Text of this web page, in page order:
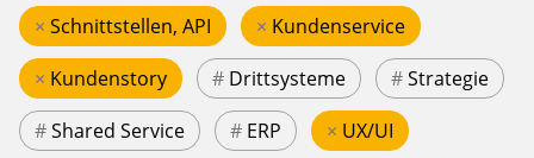
× Schnittstellen, API × Kundenservice
× Kundenstory # Drittsysteme #Strategie
#Shared Service # ERP × UX/UI